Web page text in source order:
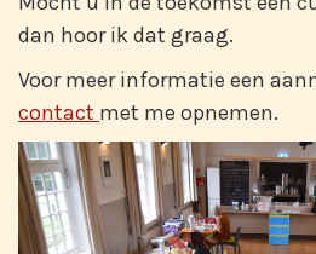
dan hoor ik dat graag.
Voor meer informatie een
contact met me opnemen.